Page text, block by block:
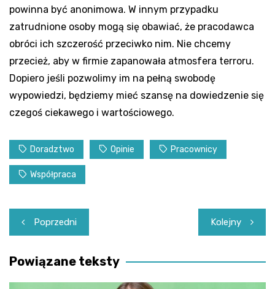
powinna być anonimowa. W innym przypadku
zatrudnione osoby mogą się obawiać, że pracodawca
obróci ich szczerość przeciwko nim. Nie chcemy
przecież, aby w firmie zapanowała atmosfera terroru.
Dopiero jeśli pozwolimy im na pełną swobodę
wypowiedzi, będziemy mieć szansę na dowiedzenie się
czegoś ciekawego i wartościowego.
Doradztwo Opinie Pracownicy
Współpraca
Nawigacja
wpisu
Poprzedni Kolejny
Powiązane teksty